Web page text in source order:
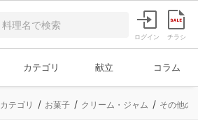
ログイン チラシ
カテゴリ 献立 コラム
カテゴリ お菓子 クリーム・ジャム その他の